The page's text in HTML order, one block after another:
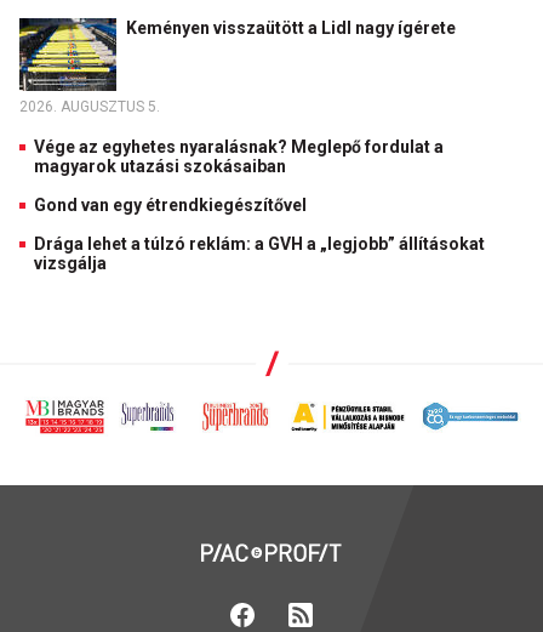
Keményen visszaütött a Lidl nagy ígérete
2026. AUGUSZTUS 5.
Vége az egyhetes nyaralásnak? Meglepő fordulat a
magyarok utazási szokásaiban
Gond van egy étrendkiegészítővel
Drága lehet a túlzó reklám: a GVH a „legjobb” állításokat
vizsgálja